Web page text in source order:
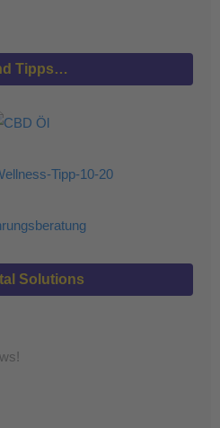
Tipps…
Solutions